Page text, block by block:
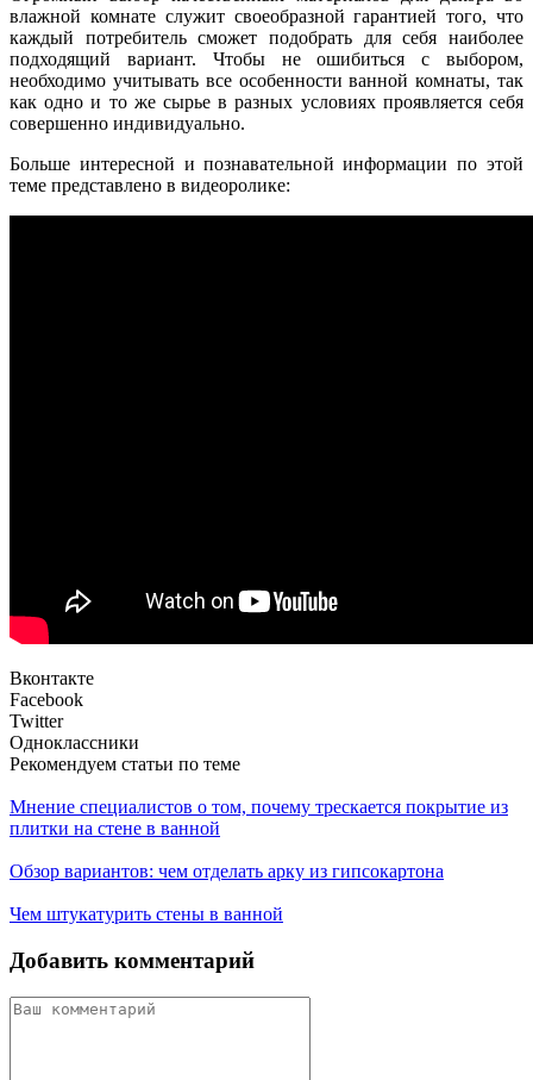
влажной комнате служит своеобразной гарантией того, что
каждый потребитель сможет подобрать для себя наиболее
подходящий вариант. Чтобы не ошибиться с выбором,
необходимо учитывать все особенности ванной комнаты, так
как одно и то же сырье в разных условиях проявляется себя
совершенно индивидуально.
Больше интересной и познавательной информации по этой
теме представлено в видеоролике:
Вконтакте
Facebook
Twitter
Одноклассники
Рекомендуем статьи по теме
Мнение специалистов о том, почему трескается покрытие из
плитки на стене в ванной
Обзор вариантов: чем отделать арку из гипсокартона
Чем штукатурить стены в ванной
Добавить комментарий